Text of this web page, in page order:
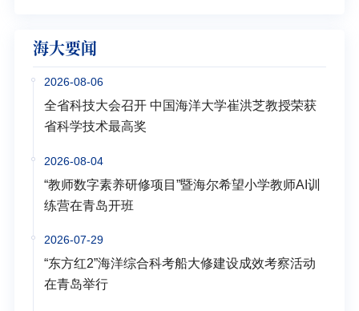
海大要闻
2026-08-06
全省科技大会召开 中国海洋大学崔洪芝教授荣获
省科学技术最高奖
2026-08-04
“教师数字素养研修项目”暨海尔希望小学教师AI训
练营在青岛开班
2026-07-29
“东方红2”海洋综合科考船大修建设成效考察活动
在青岛举行